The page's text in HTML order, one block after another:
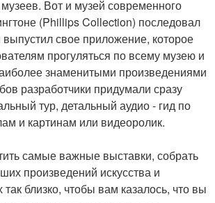
Вот и музей современного
(Phillips Collection) последовал
выпустил свое приложение, которое
прогуляться по всему музею и
знаменитыми произведениями
разработчики придумали сразу
тур, детальный аудио - гид по
и картинам или видеоролик.
самые важные выставки, собрать
произведений искусства и
так близко, чтобы вам казалось, что вы